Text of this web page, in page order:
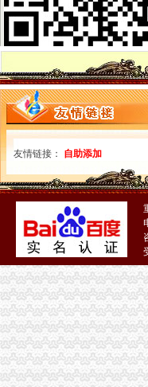
欢迎加入“重庆时报糖友之家
【重庆九龙坡杨家坪海关事
【重庆报关员简历_应聘重庆
重庆康之缘家政提供钟点工
【海关小区|海关小区二手房/
请问杨家坪-海关（大庙）做
在重庆菜园坝杨家坪附近,晚
从杨家坪杨九路到海关怎么
【星程酒店（重庆杨家坪步行
杨家坪10点过后到南平坐什
江北和杨家坪的之间公交车
重庆杨家坪中学公交车线路
从杨家坪到上桥坐什么车_匿
开车从大竹林怎么杨家坪花
杨家坪有宝宝的来看,贝贝熊
杨家坪海关
重庆海关>重庆海关
重庆巨泰资产管理有限公司
【销售代表（江北）招聘】
诚聘主城送货司机（入职购
豪爵养生会所电话,地址,营
友情链接： 自助添加
51La